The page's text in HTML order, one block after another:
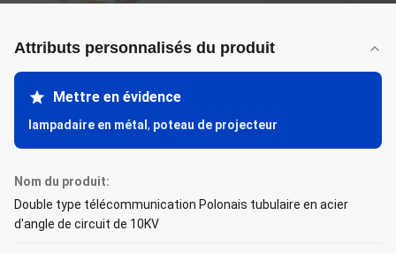
Attributs personnalisés du produit
Mettre en évidence
lampadaire en métal , poteau de projecteur
Nom du produit:
Double type télécommunication Polonais tubulaire en acier
d'angle de circuit de 10KV